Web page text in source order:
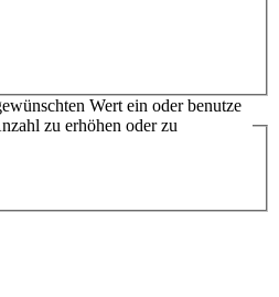
Wert ein oder benutze
zu erhöhen oder zu